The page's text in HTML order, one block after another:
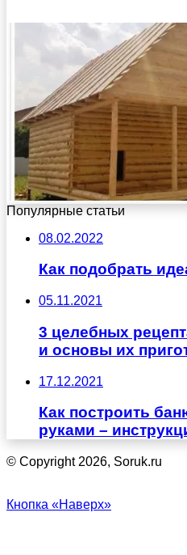
Популярные статьи
08.02.2022
Как подобрать
05.11.2021
3 целебных
и основы их
17.12.2021
Как построить
руками –
© Copyright 2026, Soruk.ru
Кнопка «Наверх»